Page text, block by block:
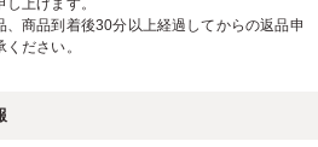
上げます。
商品到着後30分以上経過してからの返品申
ださい。